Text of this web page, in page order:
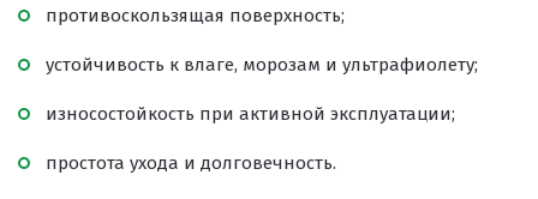
Клей
Наборы для самостоятельной укладки
противоскользящая поверхность;
устойчивость к влаге, морозам и ультрафиолету;
износостойкость при активной эксплуатации;
простота ухода и долговечность.